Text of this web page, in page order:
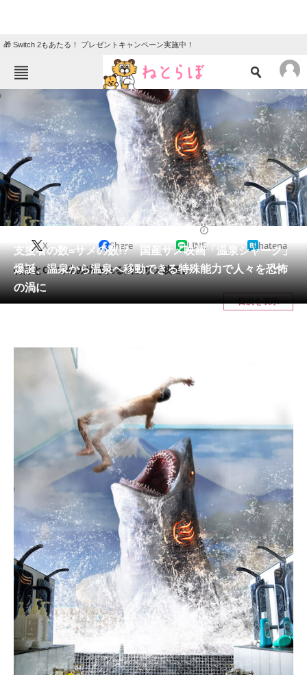
🎁 Switch 2もあたる！ プレゼントキャンペーン実施中！
ねとらぼメニュー
ニュース
エンタメ クイズ
グルメ 地域
住まい 教育・育児
動物 リサーチ
会員記事
メディア
注目記事を集めた総合ページ
スマホと通信の最新トレンド
進化するPCとデバイスの未来
好きが集まる 比べて選べる
ビジネスと働き方のヒント
AI活用のいまが分かる
企業ITのトレンドを詳説
経営リーダーのコミュニティ
マーケ×ITの今がよく分かる
ITエンジニア向け専門サイト
企業向けIT製品の総合サイト
IT製品の技術・比較・事例
支援者の数=サメの数!? 国産サメ映画「温泉シャーク」
爆誕、温泉から温泉へ移動できる特殊能力で人々を恐怖
の渦に
X Share LINE hatena
特撮とCGで生み出される国産サメ映画。
目次を表示